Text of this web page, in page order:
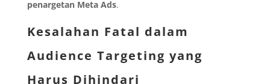
penargetan Meta Ads.
Kesalahan Fatal dalam
Audience Targeting yang
Harus Dihindari